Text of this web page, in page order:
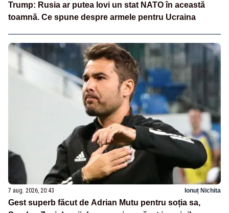
Trump: Rusia ar putea lovi un stat NATO în această
toamnă. Ce spune despre armele pentru Ucraina
7 aug. 2026, 20:43 Ionuț Nichita
Gest superb făcut de Adrian Mutu pentru soția sa,